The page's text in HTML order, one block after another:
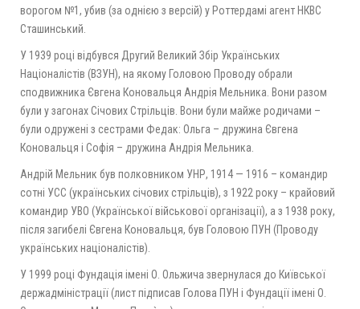
ворогом №1, убив (за однією з версій) у Роттердамі агент НКВС
Сташинський.
У 1939 році відбувся Другий Великий Збір Українських
Націоналістів (ВЗУН), на якому Головою Проводу обрали
сподвижника Євгена Коновальця Андрія Мельника. Вони разом
були у загонах Січових Стрільців. Вони були майже родичами –
були одружені з сестрами Федак: Ольга – дружина Євгена
Коновальця і Софія – дружина Андрія Мельника.
Андрій Мельник був полковником УНР, 1914 — 1916 – командир
сотні УСС (українських січових стрільців), з 1922 року – крайовий
командир УВО (Української військової організації), а з 1938 року,
після загибелі Євгена Коновальця, був Головою ПУН (Проводу
українських націоналістів).
У 1999 році Фундація імені О. Ольжича звернулася до Київської
держадміністрації (лист підписав Голова ПУН і Фундації імені О.